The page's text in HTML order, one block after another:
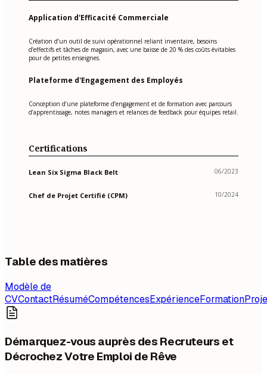
Application d'Efficacité Commerciale
Création d’un outil de suivi opérationnel reliant inventaire, besoins
d’effectifs et tâches de magasin, avec une baisse de 20 % des coûts évitables
pour de petites enseignes.
Plateforme d'Engagement des Employés
Conception d’une plateforme d’engagement et de formation avec parcours
d’apprentissage, notes managers et relances de feedback pour équipes retail.
Certifications
Lean Six Sigma Black Belt 06/2023
Chef de Projet Certifié (CPM) 10/2024
Table des matières
Modèle de
CVContactRésuméCompétencesExpérienceFormation
Démarquez-vous auprès des Recruteurs et
Décrochez Votre Emploi de Rêve